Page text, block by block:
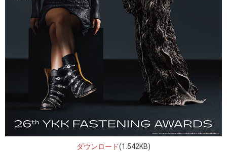
ダウンロード(1.542KB)